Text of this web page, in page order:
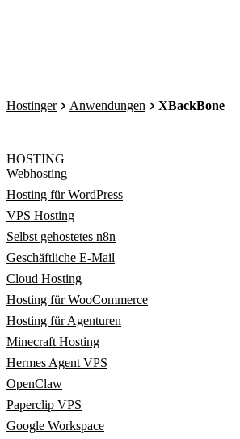
Hostinger Anwendungen XBackBone
HOSTING
Webhosting
Hosting für WordPress
VPS Hosting
Selbst gehostetes n8n
Geschäftliche E-Mail
Cloud Hosting
Hosting für WooCommerce
Hosting für Agenturen
Minecraft Hosting
Hermes Agent VPS
OpenClaw
Paperclip VPS
Google Workspace